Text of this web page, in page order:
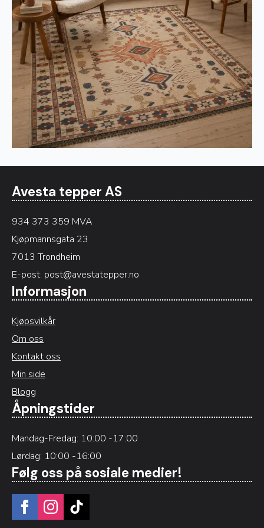
Avesta tepper AS
934 373 359 MVA
Kjøpmannsgata 23
7013 Trondheim
E-post: post@avestatepper.no
Informasjon
Kjøpsvilkår
Om oss
Kontakt oss
Min side
Blogg
Åpningstider
Mandag-Fredag: 10:00 -17:00
Lørdag: 10:00 -16:00
Følg oss på sosiale medier!